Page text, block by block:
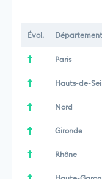
Évol.
Paris
Hauts-de-
Nord
Gironde
Rhône